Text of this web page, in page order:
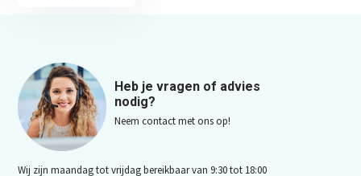
Heb je vragen of advies
nodig?
Neem contact met ons op!
Wij zijn maandag tot vrijdag bereikbaar van 9:30 tot 18:00